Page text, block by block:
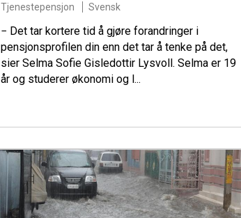
Tjenestepensjon Svensk
− Det tar kortere tid å gjøre forandringer i
pensjonsprofilen din enn det tar å tenke på det,
sier Selma Sofie Gisledottir Lysvoll. Selma er 19
år og studerer økonomi og l...